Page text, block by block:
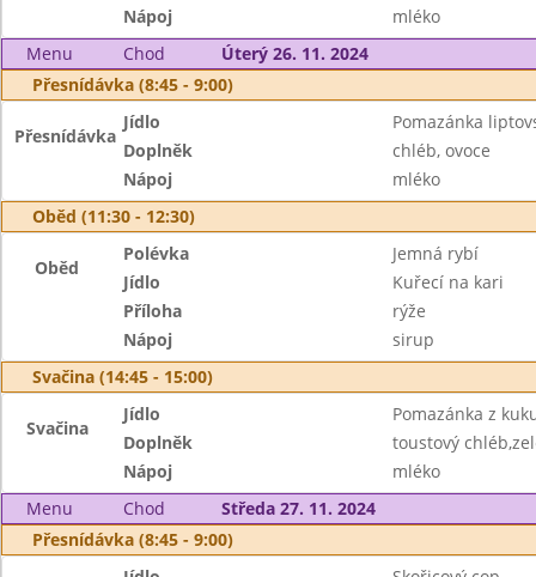
Nápoj
mléko
Menu
Chod
Úterý 26. 11. 2024
Přesnídávka (8:45 - 9:00)
Přesnídávka
Jídlo
Pomazánka
Doplněk
chléb, ovoce
Nápoj
mléko
Oběd (11:30 - 12:30)
Oběd
Polévka
Jemná rybí
Jídlo
Kuřecí na kari
Příloha
rýže
Nápoj
sirup
Svačina (14:45 - 15:00)
Svačina
Jídlo
Pomazánka z
Doplněk
toustový
Nápoj
mléko
Menu
Chod
Středa 27. 11. 2024
Přesnídávka (8:45 - 9:00)